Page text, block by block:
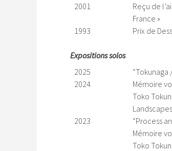
2001
Reçu de
France »
1993
Prix de
Expositions solos
2025
“Tokunaga
2024
Mémoire
Toko
2023
“Process
Mémoire
Toko